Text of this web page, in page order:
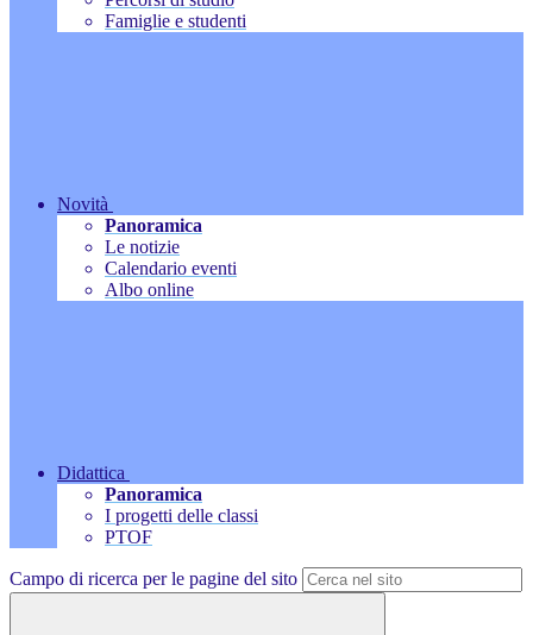
Famiglie e studenti
Novità
Panoramica
Le notizie
Calendario eventi
Albo online
Didattica
Panoramica
I progetti delle classi
PTOF
Campo di ricerca per le pagine del sito